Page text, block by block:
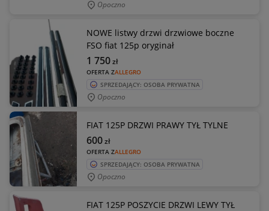
Opoczno
NOWE listwy drzwi drzwiowe boczne
FSO fiat 125p oryginał
OFERTA ZALLEGRO
1 750zł
SPRZEDAJĄCY: OSOBA PRYWATNA
Opoczno
FIAT 125P DRZWI PRAWY TYŁ TYLNE
OFERTA ZALLEGRO
600zł
SPRZEDAJĄCY: OSOBA PRYWATNA
Opoczno
FIAT 125P POSZYCIE DRZWI LEWY TYŁ